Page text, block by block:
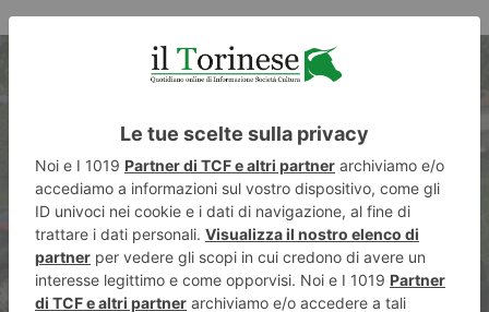
ARTICOLO PRECEDENTE
Ruba e nasconde nella giacca
alcolici per 400 euro:
arrestato